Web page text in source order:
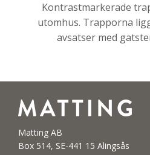
Kontrastmarkerade
utomhus. Trapporna
avsatser med
Matting AB
Box 514, SE-441 15 Alingsås